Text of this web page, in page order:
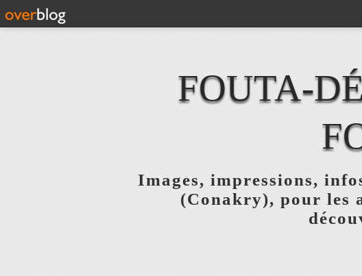
FOUTA-
Images, impressions,
(Conakry), pour les